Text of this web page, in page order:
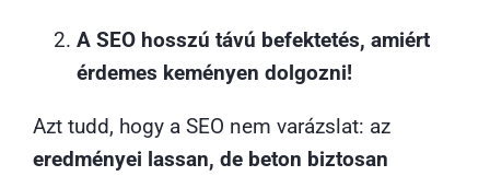
A SEO hosszú távú befektetés, amiért
érdemes keményen dolgozni!
Azt tudd, hogy a SEO nem varázslat: az
eredményei lassan, de beton biztosan